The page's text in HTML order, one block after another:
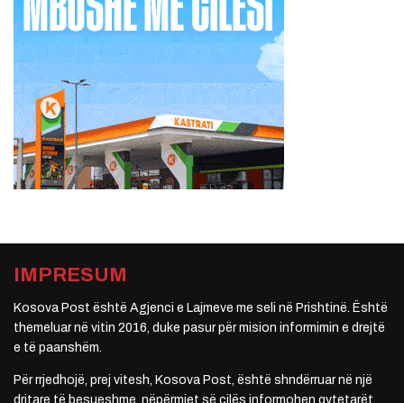
IMPRESUM
Kosova Post është Agjenci e Lajmeve me seli në Prishtinë. Është
themeluar në vitin 2016, duke pasur për mision informimin e drejtë
e të paanshëm.
Për rrjedhojë, prej vitesh, Kosova Post, është shndërruar në një
dritare të besueshme, nëpërmjet së cilës informohen qytetarët.